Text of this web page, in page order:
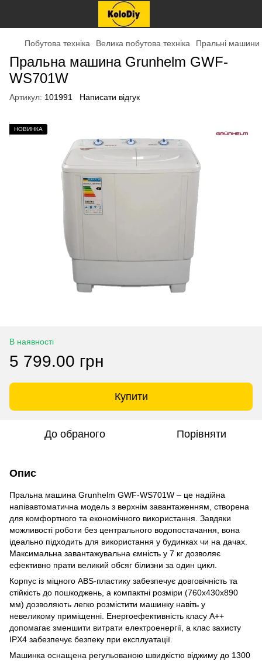
Побутова техніка Велика побутова техніка Пральні машини
Пральна машина Grunhelm GWF-
WS701W
Артикул: 101991 Написати відгук
НОВИНКА
В наявності
5 799.00 грн
Купити
До обраного Порівняти
Опис
Пральна машина Grunhelm GWF-WS701W – це надійна
напівавтоматична модель з верхнім завантаженням, створена
для комфортного та економічного використання. Завдяки
можливості роботи без центрального водопостачання, вона
ідеально підходить для використання у будинках чи на дачах.
Максимальна завантажувальна ємність у 7 кг дозволяє
ефективно прати великий обсяг білизни за один цикл.
Корпус із міцного ABS-пластику забезпечує довговічність та
стійкість до пошкоджень, а компактні розміри (760х430х890
мм) дозволяють легко розмістити машинку навіть у
невеликому приміщенні. Енергоефективність класу А++
допомагає зменшити витрати електроенергії, а клас захисту
IPX4 забезпечує безпеку при експлуатації.
Машинка оснащена регульованою швидкістю віджиму до 1300